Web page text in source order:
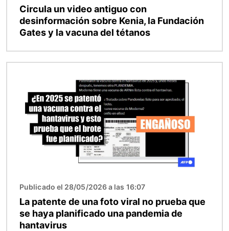
Circula un video antiguo con
desinformación sobre Kenia, la Fundación
Gates y la vacuna del tétanos
Publicado el 28/05/2026 a las 16:07
La patente de una foto viral no prueba que
se haya planificado una pandemia de
hantavirus